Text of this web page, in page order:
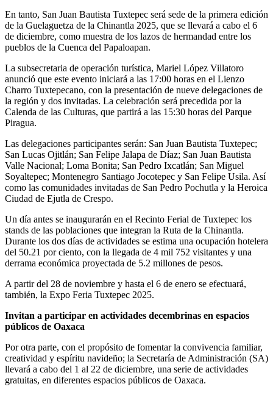
En tanto, San Juan Bautista Tuxtepec será sede de la primera edición
de la Guelaguetza de la Chinantla 2025, que se llevará a cabo el 6
de diciembre, como muestra de los lazos de hermandad entre los
pueblos de la Cuenca del Papaloapan.
La subsecretaria de operación turística, Mariel López Villatoro
anunció que este evento iniciará a las 17:00 horas en el Lienzo
Charro Tuxtepecano, con la presentación de nueve delegaciones de
la región y dos invitadas. La celebración será precedida por la
Calenda de las Culturas, que partirá a las 15:30 horas del Parque
Piragua.
Las delegaciones participantes serán: San Juan Bautista Tuxtepec;
San Lucas Ojitlán; San Felipe Jalapa de Díaz; San Juan Bautista
Valle Nacional; Loma Bonita; San Pedro Ixcatlán; San Miguel
Soyaltepec; Montenegro Santiago Jocotepec y San Felipe Usila. Así
como las comunidades invitadas de San Pedro Pochutla y la Heroica
Ciudad de Ejutla de Crespo.
Un día antes se inaugurarán en el Recinto Ferial de Tuxtepec los
stands de las poblaciones que integran la Ruta de la Chinantla.
Durante los dos días de actividades se estima una ocupación hotelera
del 50.21 por ciento, con la llegada de 4 mil 752 visitantes y una
derrama económica proyectada de 5.2 millones de pesos.
A partir del 28 de noviembre y hasta el 6 de enero se efectuará,
también, la Expo Feria Tuxtepec 2025.
Invitan a participar en actividades decembrinas en espacios
públicos de Oaxaca
Por otra parte, con el propósito de fomentar la convivencia familiar,
creatividad y espíritu navideño; la Secretaría de Administración (SA)
llevará a cabo del 1 al 22 de diciembre, una serie de actividades
gratuitas, en diferentes espacios públicos de Oaxaca.